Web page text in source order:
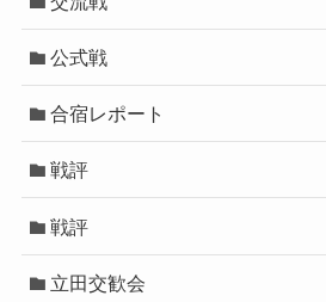
公式戦
合宿レポート
戦評
戦評
立田交歓会